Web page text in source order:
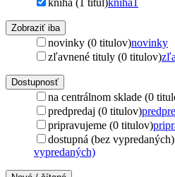
kniha (1 titul)kniha1
Zobraziť iba
novinky (0 titulov)novinky
zľavnené tituly (0 titulov)
Dostupnosť
na centrálnom sklade (0
predpredaj (0 titulov)
pripravujeme (0 titulov)
dostupná (bez
vypredaných)